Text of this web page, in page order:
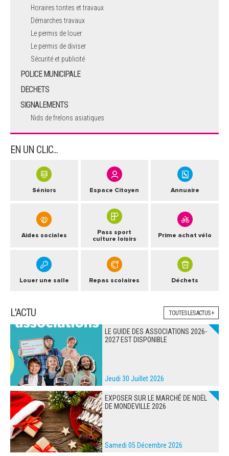
Horaires tontes et travaux
Démarches travaux
Le permis de louer
Le permis de diviser
Sécurité et publicité
POLICE MUNICIPALE
DECHETS
SIGNALEMENTS
Nids de frelons asiatiques
EN UN CLIC...
Séniors Espace Citoyen Annuaire
Aides sociales
Pass sport
culture loisirs
Prime achat vélo
Louer une salle Repas scolaires Déchets
L'ACTU TOUTES LES ACTUS +
LE GUIDE DES ASSOCIATIONS 2026-
2027 EST DISPONIBLE
Jeudi 30 Juillet 2026
EXPOSER SUR LE MARCHÉ DE NOËL
DE MONDEVILLE 2026
Samedi 05 Décembre 2026